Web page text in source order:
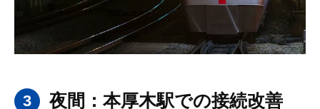
3 夜間：本厚木駅での接続改善